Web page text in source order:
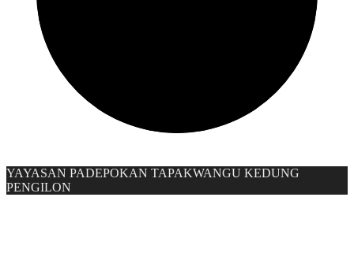
YAYASAN PADEPOKAN TAPAKWANGU KEDUNG
PENGILON